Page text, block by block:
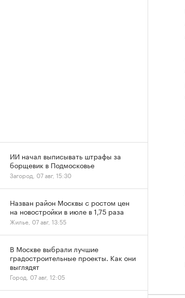
ИИ начал выписывать штрафы за
борщевик в Подмосковье
Загород, 07 авг, 15:30
Назван район Москвы с ростом цен
на новостройки в июле в 1,75 раза
Жилье, 07 авг, 13:55
В Москве выбрали лучшие
градостроительные проекты. Как они
выглядят
Город, 07 авг, 12:05